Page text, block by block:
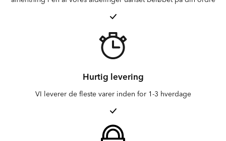
Hurtig levering
VI leverer de fleste varer inden for 1-3 hverdage